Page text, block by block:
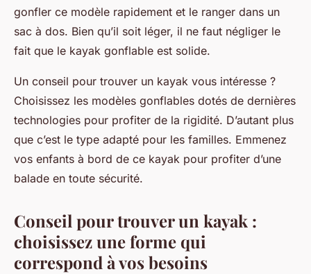
gonfler ce modèle rapidement et le ranger dans un
sac à dos. Bien qu’il soit léger, il ne faut négliger le
fait que le kayak gonflable est solide.
Un conseil pour trouver un kayak vous intéresse ?
Choisissez les modèles gonflables dotés de dernières
technologies pour profiter de la rigidité. D’autant plus
que c’est le type adapté pour les familles. Emmenez
vos enfants à bord de ce kayak pour profiter d’une
balade en toute sécurité.
Conseil pour trouver un kayak :
choisissez une forme qui
correspond à vos besoins